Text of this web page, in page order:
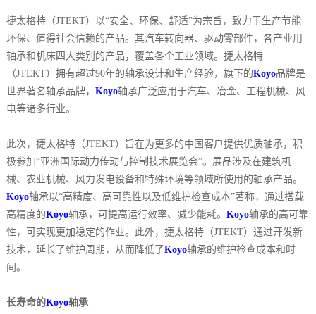
捷太格特（JTEKT）以“安全、环保、舒适”为宗旨，致力于生产节能
环保、值得社会信赖的产品。其汽车转向器、驱动零部件，各产业用
轴承和机床四大类别的产品，覆盖各个工业领域。捷太格特
（JTEKT）拥有超过90年的轴承设计和生产经验，旗下的Koyo品牌是
世界著名轴承品牌， Koyo轴承广泛应用于汽车、冶金、工程机械、风
电等诸多行业。
此次，捷太格特（JTEKT）旨在为更多的中国客户提供优质轴承，积
极参加“亚洲国际动力传动与控制技术展览会”。展品涉及在建筑机
械、农业机械、风力发电设备和特殊环境等领域所使用的轴承产品。
Koyo轴承以“高精度、高可靠性以及低维护检查成本”著称，通过搭载
高精度的Koyo轴承，可提高运行效率、减少能耗。 Koyo轴承的高可靠
性，可实现更加稳定的作业。此外，捷太格特（JTEKT）通过开发新
技术，延长了维护周期，从而降低了Koyo轴承的维护检查成本和时
间。
长寿命的Koyo轴承